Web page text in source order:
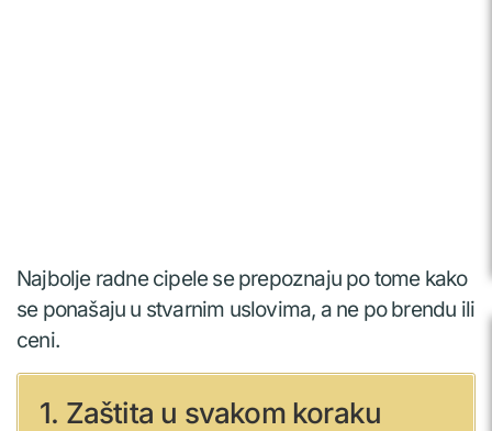
Najbolje radne cipele se prepoznaju po tome kako
se ponašaju u stvarnim uslovima, a ne po brendu ili
ceni.
1. Zaštita u svakom koraku